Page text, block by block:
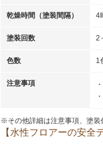
乾燥時間（塗装間隔） 4
塗装回数 2
色数 1
注意事項
※その他詳細は注意事項、塗装
【水性フロアーの安全